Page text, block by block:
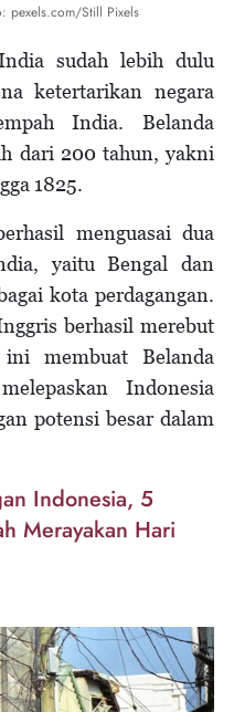
pexels.com/Still Pixels
sudah lebih dulu
ketertarikan negara
India. Belanda
dari 200 tahun, yakni
1825.
menguasai dua
yaitu Bengal dan
kota perdagangan.
berhasil merebut
membuat Belanda
Indonesia
potensi besar dalam
Indonesia, 5
Merayakan Hari